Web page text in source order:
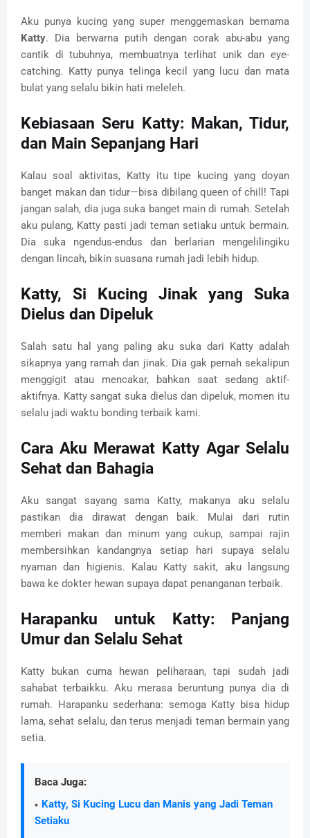
Aku punya kucing yang super menggemaskan bernama
Katty. Dia berwarna putih dengan corak abu-abu yang
cantik di tubuhnya, membuatnya terlihat unik dan eye-
catching. Katty punya telinga kecil yang lucu dan mata
bulat yang selalu bikin hati meleleh.
Kebiasaan Seru Katty: Makan, Tidur,
dan Main Sepanjang Hari
Kalau soal aktivitas, Katty itu tipe kucing yang doyan
banget makan dan tidur—bisa dibilang queen of chill! Tapi
jangan salah, dia juga suka banget main di rumah. Setelah
aku pulang, Katty pasti jadi teman setiaku untuk bermain.
Dia suka ngendus-endus dan berlarian mengelilingiku
dengan lincah, bikin suasana rumah jadi lebih hidup.
Katty, Si Kucing Jinak yang Suka
Dielus dan Dipeluk
Salah satu hal yang paling aku suka dari Katty adalah
sikapnya yang ramah dan jinak. Dia gak pernah sekalipun
menggigit atau mencakar, bahkan saat sedang aktif-
aktifnya. Katty sangat suka dielus dan dipeluk, momen itu
selalu jadi waktu bonding terbaik kami.
Cara Aku Merawat Katty Agar Selalu
Sehat dan Bahagia
Aku sangat sayang sama Katty, makanya aku selalu
pastikan dia dirawat dengan baik. Mulai dari rutin
memberi makan dan minum yang cukup, sampai rajin
membersihkan kandangnya setiap hari supaya selalu
nyaman dan higienis. Kalau Katty sakit, aku langsung
bawa ke dokter hewan supaya dapat penanganan terbaik.
Harapanku untuk Katty: Panjang
Umur dan Selalu Sehat
Katty bukan cuma hewan peliharaan, tapi sudah jadi
sahabat terbaikku. Aku merasa beruntung punya dia di
rumah. Harapanku sederhana: semoga Katty bisa hidup
lama, sehat selalu, dan terus menjadi teman bermain yang
setia.
Baca Juga:
Katty, Si Kucing Lucu dan Manis yang Jadi Teman
Setiaku